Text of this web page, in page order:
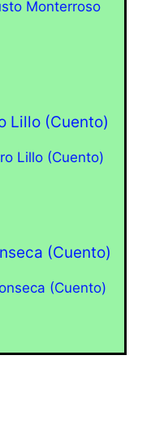
Lillo (Cuento)
(Cuento)